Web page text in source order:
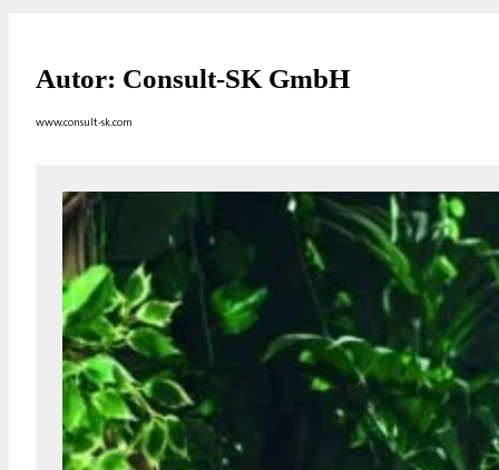
Autor: Consult-SK GmbH
www.consult-sk.com